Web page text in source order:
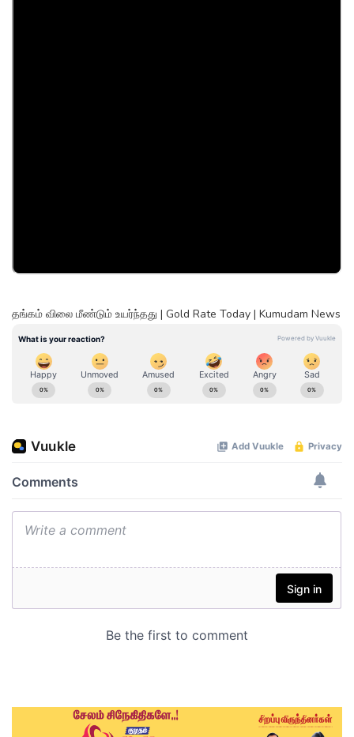
தங்கம் விலை மீண்டும் உயர்ந்தது | Gold Rate Today | Kumudam News